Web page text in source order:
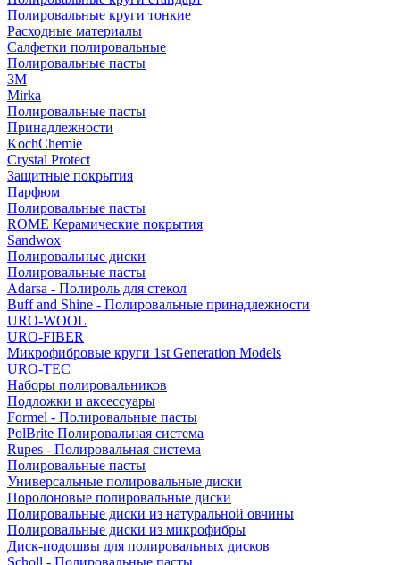
Полировальные круги тонкие
Расходные материалы
Салфетки полировальные
Полировальные пасты
3М
Mirka
Полировальные пасты
Принадлежности
KochChemie
Crystal Protect
Защитные покрытия
Парфюм
Полировальные пасты
ROME Керамические покрытия
Sandwox
Полировальные диски
Полировальные пасты
Adarsa - Полироль для стекол
Buff and Shine - Полировальные принадлежности
URO-WOOL
URO-FIBER
Микрофибровые круги 1st Generation Models
URO-TEC
Наборы полировальников
Подложки и аксессуары
Formel - Полировальные пасты
PolBrite Полировальная система
Rupes - Полировальная система
Полировальные пасты
Универсальные полировальные диски
Поролоновые полировальные диски
Полировальные диски из натуральной овчины
Полировальные диски из микрофибры
Диск-подошвы для полировальных дисков
Scholl - Полировальные пасты